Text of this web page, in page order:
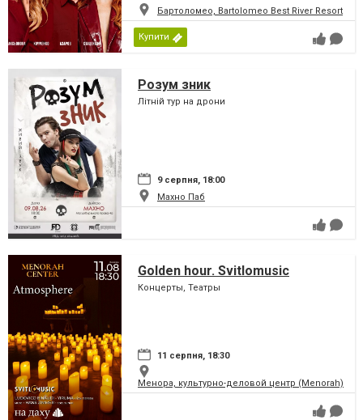
Бартоломео, Bartolomeo Best River Resort
Купити
Розум зник
Літній тур на дрони
9 серпня, 18:00
Махно Паб
Golden hour. Svitlomusic
Концерты, Театры
11 серпня, 18:30
Менора, культурно-деловой центр (Menorah)